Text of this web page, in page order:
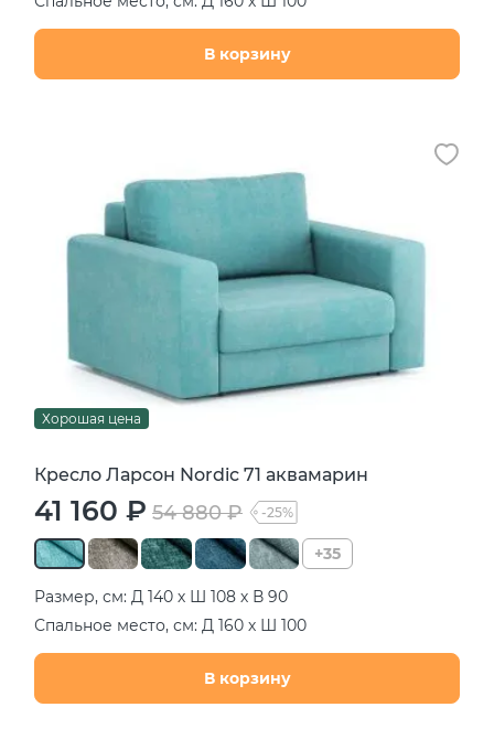
В корзину
Хорошая цена
Кресло Ларсон Nordic 71 аквамарин
41 160 ₽ 54 880 ₽ -25%
+35
Размер, см: Д 140 х Ш 108 х В 90
Спальное место, см: Д 160 х Ш 100
В корзину